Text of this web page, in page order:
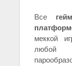
Все
меккой